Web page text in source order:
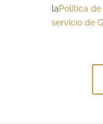
laPolítica
servicio de